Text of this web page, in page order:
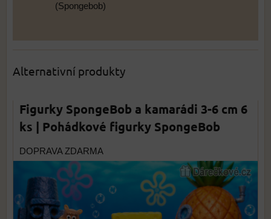
(Spongebob)
Alternativní produkty
Figurky SpongeBob a kamarádi 3-6 cm 6
ks | Pohádkové figurky SpongeBob
DOPRAVA ZDARMA